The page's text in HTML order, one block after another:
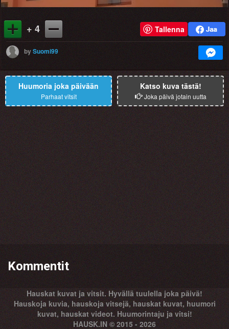
+ 4 Tallenna
bySuomi99
Huumoria joka päivään
Parhaat vitsit
Katso kuva tästä!
Joka päivä jotain uutta
Kommentit
Hauskat kuvat ja vitsit. Hyvällä tuulella joka päivä!
Hauskoja kuvia, hauskoja vitsejä, hauskat kuvat, huumori
kuvat, hauskat videot. Huumorintaju ja vitsi!
HAUSK.IN © 2015 - 2026